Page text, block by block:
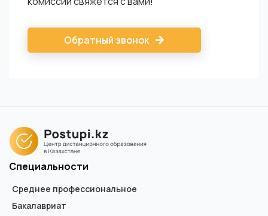
Обратный звонок
Специальности
Среднее профессиональное
Бакалавриат